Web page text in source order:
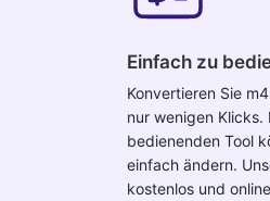
Einfach zu
Konvertieren Sie
nur wenigen
bedienenden Tool
einfach ändern.
kostenlos und